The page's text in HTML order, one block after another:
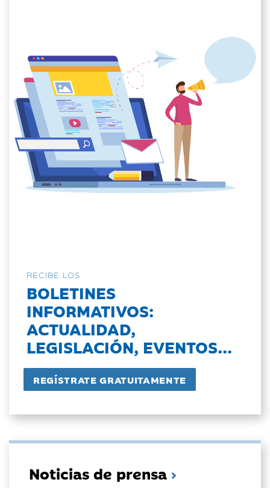
RECIBE LOS
BOLETINES
INFORMATIVOS:
ACTUALIDAD,
LEGISLACIÓN, EVENTOS...
Noticias de prensa